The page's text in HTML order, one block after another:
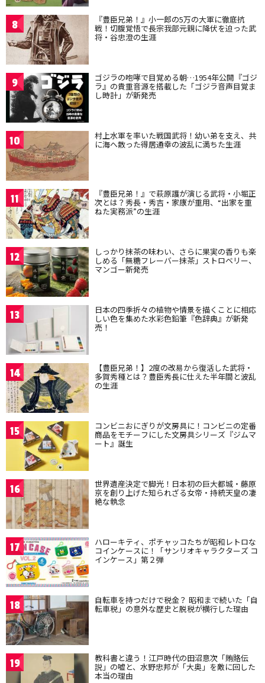
8 『豊臣兄弟！』小一郎の5万の大軍に徹底抗
戦！切腹覚悟で長宗我部元親に降伏を迫った武
将・谷忠澄の生涯
9 ゴジラの咆哮で目覚める朝…1954年公開『ゴジ
ラ』の貴重音源を搭載した「ゴジラ音声目覚ま
し時計」が新発売
10 村上水軍を率いた戦国武将！幼い弟を支え、共
に海へ散った得居通幸の波乱に満ちた生涯
11 『豊臣兄弟！』で萩原護が演じる武将・小堀正
次とは？秀長・秀吉・家康が重用、“出家を重
ねた実務派”の生涯
12 しっかり抹茶の味わい、さらに果実の香りも楽
しめる「無糖フレーバー抹茶」ストロベリー、
マンゴー新発売
13 日本の四季折々の植物や情景を描くことに相応
しい色を集めた水彩色鉛筆『色辞典』が新発
売！
14 【豊臣兄弟！】2度の改易から復活した武将・
多賀秀種とは？豊臣秀長に仕えた半年間と波乱
の生涯
15 コンビニおにぎりが文房具に！コンビニの定番
商品をモチーフにした文房具シリーズ『ジムマ
ート』誕生
16 世界遺産決定で脚光！日本初の巨大都城・藤原
京を創り上げた知られざる女帝・持統天皇の凄
絶な執念
17 ハローキティ、ポチャッコたちが昭和レトロな
コインケースに！「サンリオキャラクターズ コ
インケース」第２弾
18 自転車を持つだけで税金？ 昭和まで続いた「自
転車税」の意外な歴史と脱税が横行した理由
19 教科書と違う！江戸時代の田沼意次「賄賂伝
説」の嘘と、水野忠邦が「大奥」を敵に回した
本当の理由